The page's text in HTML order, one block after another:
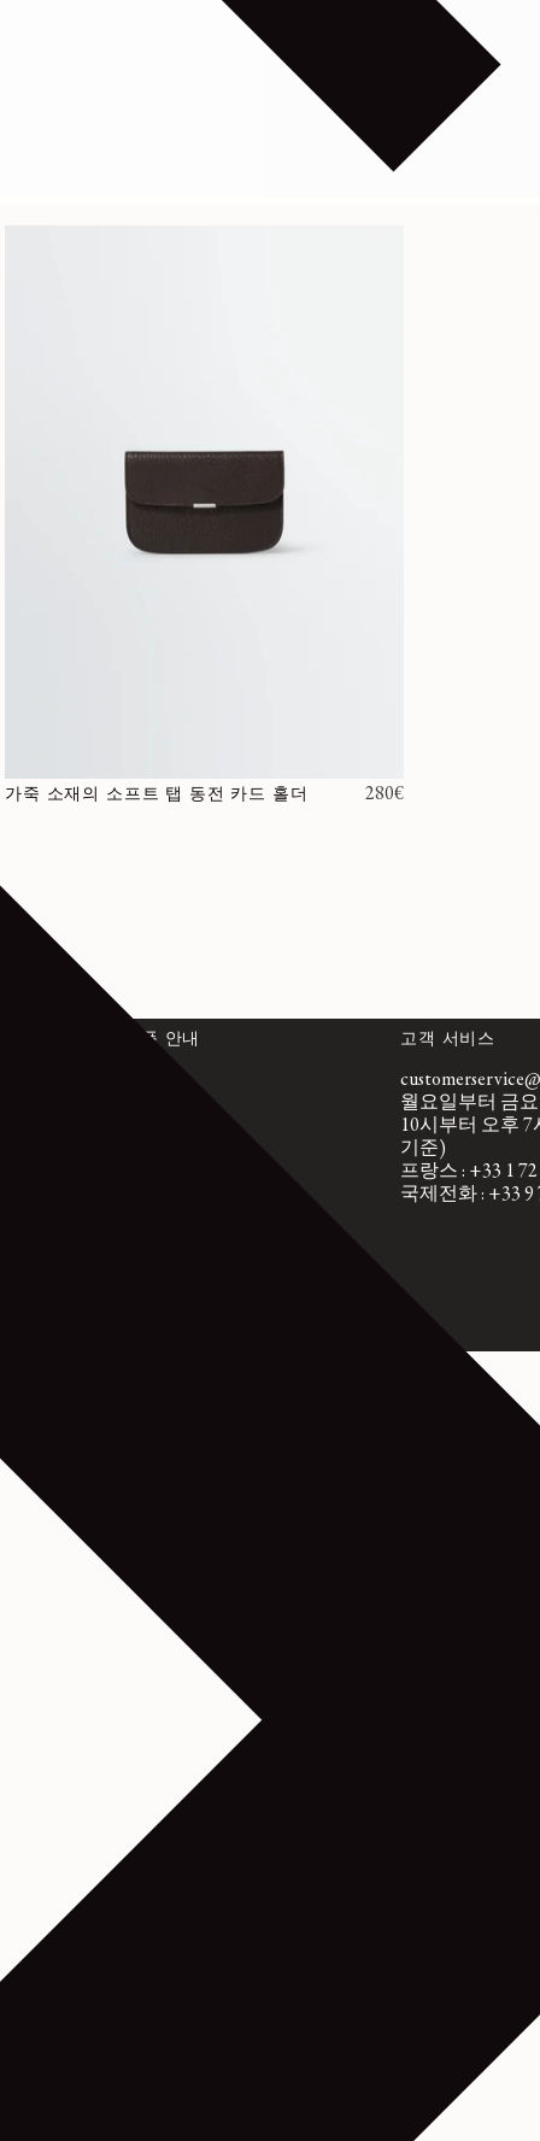
가죽 소재의 소프트 탭 동전 카드 홀더 정가
280€
세계 배송 & 반품 안내 고객 서비스
월요일부터 금
10시부터 오후
기준)
프랑스 : +33 1 72
국제전화 : +33 9